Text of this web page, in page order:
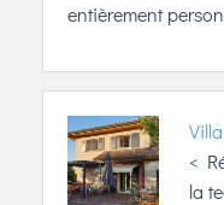
entièrement
<
la